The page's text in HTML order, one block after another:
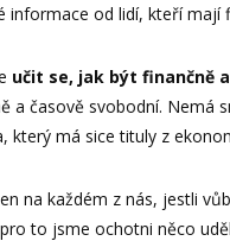
informace od lidí, kteří mají
učit se, jak být finančně
a časově svobodní. Nemá
který má sice tituly z
na každém z nás, jestli
to jsme ochotni něco